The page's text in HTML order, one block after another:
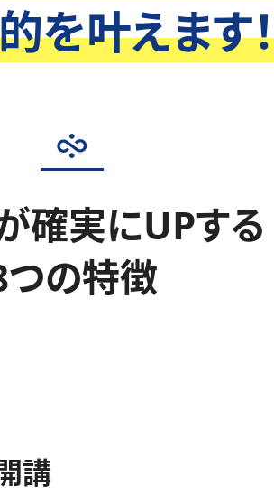
を叶えます
確実にUPする
の特徴
講